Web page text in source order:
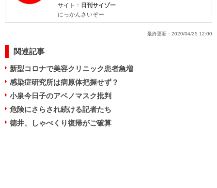
サイト： 日刊サイゾー
にっかんさいぞー
最終更新： 2020/04/25 12:00
関連記事
新型コロナで美容クリニック患者急増
感染症研究所は病原体把握せず？
小泉今日子のアベノマスク批判
危険にさらされ続ける記者たち
徳井、しゃべくり復帰がご破算